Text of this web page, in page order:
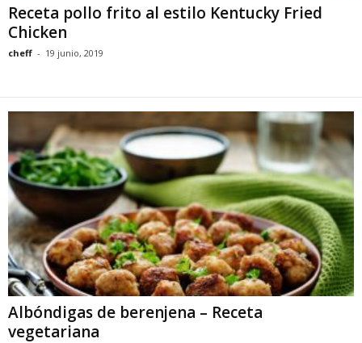
Receta pollo frito al estilo Kentucky Fried
Chicken
cheff - 19 junio, 2019
Albóndigas de berenjena – Receta
vegetariana